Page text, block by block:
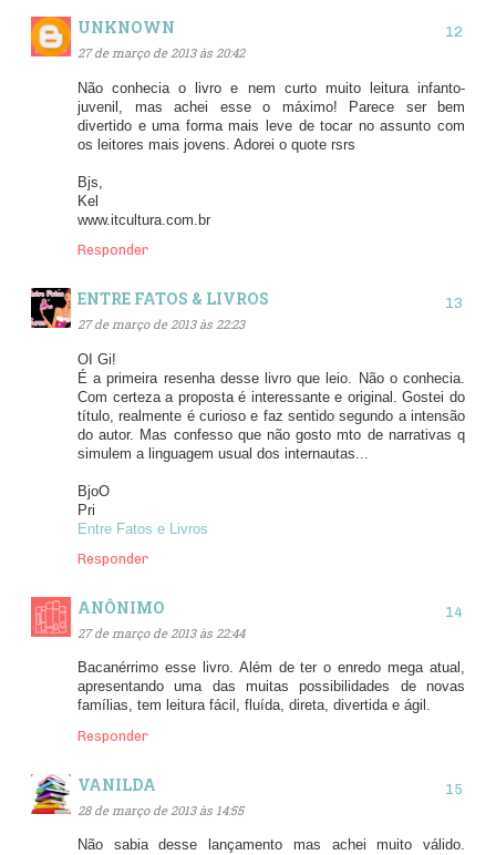
UNKNOWN
27 de março de 2013 às 20:42
Não conhecia o livro e nem curto muito leitura infanto-
juvenil, mas achei esse o máximo! Parece ser bem
divertido e uma forma mais leve de tocar no assunto com
os leitores mais jovens. Adorei o quote rsrs
Bjs,
Kel
www.itcultura.com.br
Responder
ENTRE FATOS & LIVROS
27 de março de 2013 às 22:23
OI Gi!
É a primeira resenha desse livro que leio. Não o conhecia.
Com certeza a proposta é interessante e original. Gostei do
título, realmente é curioso e faz sentido segundo a intensão
do autor. Mas confesso que não gosto mto de narrativas q
simulem a linguagem usual dos internautas...
BjoO
Pri
Entre Fatos e Livros
Responder
ANÔNIMO
27 de março de 2013 às 22:44
Bacanérrimo esse livro. Além de ter o enredo mega atual,
apresentando uma das muitas possibilidades de novas
famílias, tem leitura fácil, fluída, direta, divertida e ágil.
Responder
VANILDA
28 de março de 2013 às 14:55
Não sabia desse lançamento mas achei muito válido.